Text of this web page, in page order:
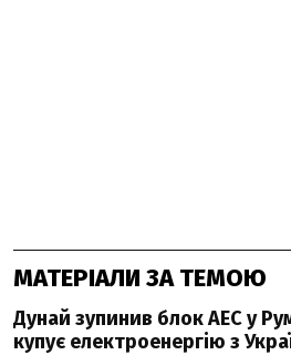
МАТЕРІАЛИ ЗА ТЕМОЮ
Дунай зупинив блок АЕС у
купує електроенергію з